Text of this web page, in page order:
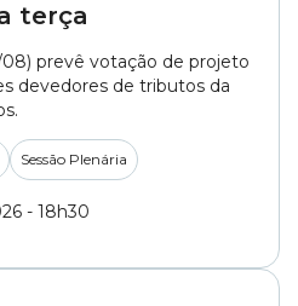
terça
prevê votação de projeto
devedores de tributos da
Sessão Plenária
- 18h30